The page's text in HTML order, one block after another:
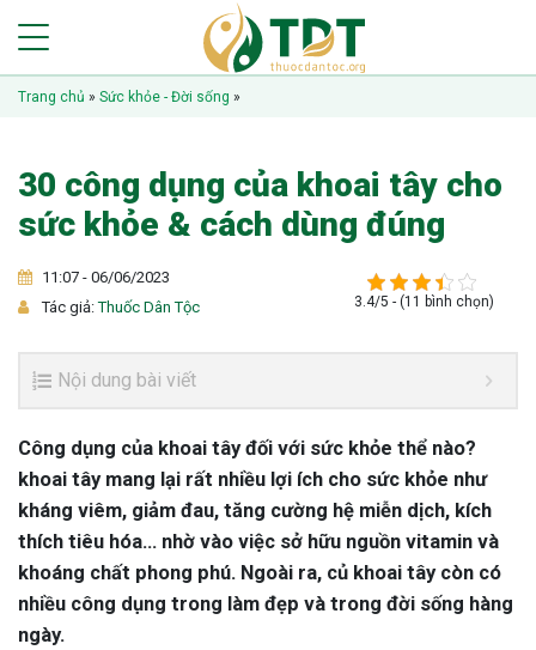
Trang chủ » Sức khỏe - Đời sống »
30 công dụng của khoai tây cho
sức khỏe & cách dùng đúng
11:07 - 06/06/2023
Tác giả:Thuốc Dân Tộc 3.4/5 - (11 bình chọn)
Nội dung bài viết
Công dụng của khoai tây đối với sức khỏe thể nào?
khoai tây mang lại rất nhiều lợi ích cho sức khỏe như
kháng viêm, giảm đau, tăng cường hệ miễn dịch, kích
thích tiêu hóa… nhờ vào việc sở hữu nguồn vitamin và
khoáng chất phong phú. Ngoài ra, củ khoai tây còn có
nhiều công dụng trong làm đẹp và trong đời sống hàng
ngày.